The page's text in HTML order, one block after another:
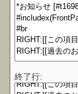
終了行: